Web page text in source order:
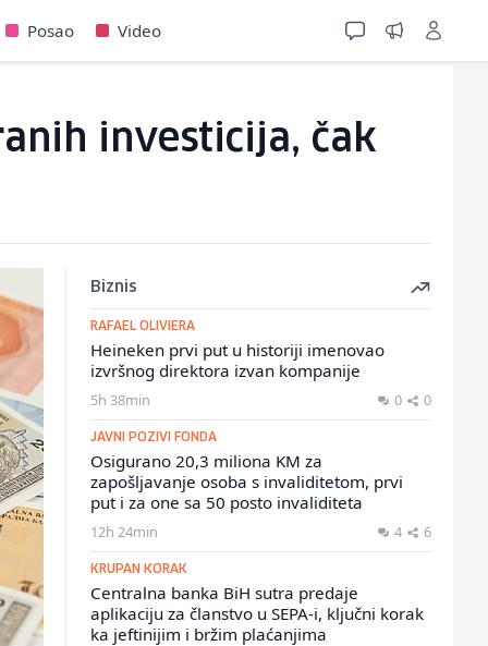
Posao Video
investicija, čak
Biznis
RAFAEL OLIVIERA
Heineken prvi put u historiji imenovao
izvršnog direktora izvan kompanije
5h 38min 0 0
JAVNI POZIVI FONDA
Osigurano 20,3 miliona KM za
zapošljavanje osoba s invaliditetom, prvi
put i za one sa 50 posto invaliditeta
12h 24min 4 6
KRUPAN KORAK
Centralna banka BiH sutra predaje
aplikaciju za članstvo u SEPA-i, ključni korak
ka jeftinijim i bržim plaćanjima